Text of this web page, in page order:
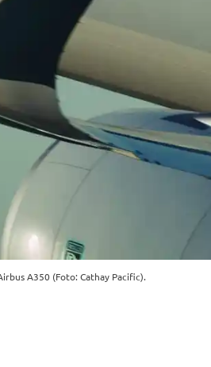
A350 (Foto: Cathay Pacific).